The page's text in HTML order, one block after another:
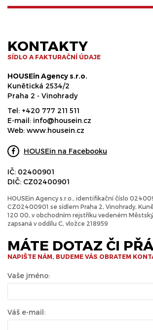
KONTAKTY
SÍDLO A FAKTURAČNÍ ÚDAJE
HOUSEin Agency s.r.o.
Kunětická 2534/2
Praha 2 - Vinohrady
Tel: +420 777 211 511
E-mail: info@housein.cz
Web: www.housein.cz
HOUSEin na Facebooku
IČ: 02400901
DIČ: CZ02400901
HOUSEin Agency s.r.o., identifikační číslo
CZ02400901 se sídlem Praha 2, Vinohrady,
120 00, v obchodním rejstříku vedeném
zapsaná v oddílu C, vložce 218959
MÁTE DOTAZ ČI
NAPIŠTE NÁM, BUDEME VÁS OBRATEM
Vaše jméno:
Váš e-mail: